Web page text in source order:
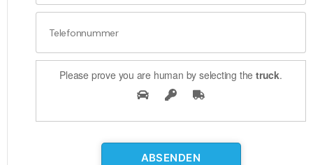
Please prove you are human by selecting the truck.